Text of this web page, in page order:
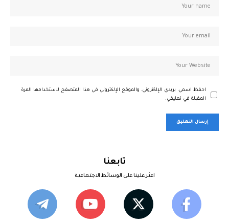
احفظ اسمي، بريدي الإلكتروني، والموقع الإلكتروني في هذا المتصفح لاستخدامها المرة
المقبلة في تعليقي.
تابعنا
اعثر علينا على الوسائط الاجتماعية